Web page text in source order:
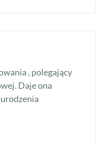
, polegający
Daje ona